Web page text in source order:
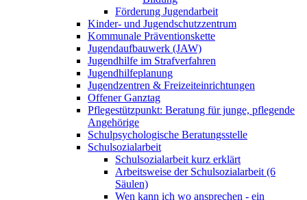
Förderung Jugendarbeit
Kinder- und Jugendschutzzentrum
Kommunale Präventionskette
Jugendaufbauwerk (JAW)
Jugendhilfe im Strafverfahren
Jugendhilfeplanung
Jugendzentren & Freizeiteinrichtungen
Offener Ganztag
Pflegestützpunkt: Beratung für junge, pflegende
Angehörige
Schulpsychologische Beratungsstelle
Schulsozialarbeit
Schulsozialarbeit kurz erklärt
Arbeitsweise der Schulsozialarbeit (6
Säulen)
Wen kann ich wo ansprechen - ein